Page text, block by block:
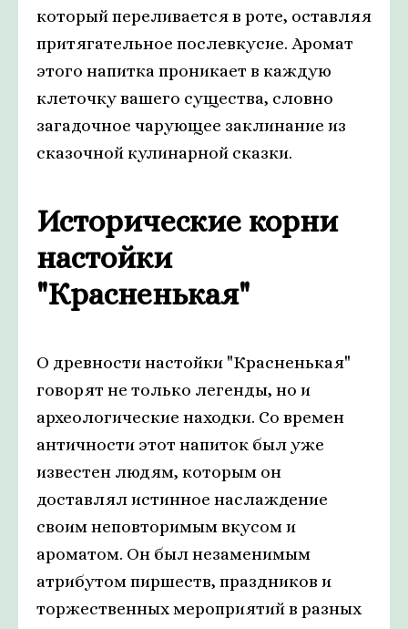
который переливается в роте, оставляя
притягательное послевкусие. Аромат
этого напитка проникает в каждую
клеточку вашего существа, словно
загадочное чарующее заклинание из
сказочной кулинарной сказки.
Исторические корни
настойки
"Красненькая"
О древности настойки "Красненькая"
говорят не только легенды, но и
археологические находки. Со времен
античности этот напиток был уже
известен людям, которым он
доставлял истинное наслаждение
своим неповторимым вкусом и
ароматом. Он был незаменимым
атрибутом пиршеств, праздников и
торжественных мероприятий в разных